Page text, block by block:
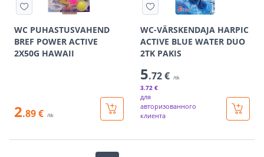
WC PUHASTUSVAHEND
BREF POWER ACTIVE
2X50G HAWAII
2.89 € /tk
WC-VÄRSKENDAJA HARPIC
ACTIVE BLUE WATER DUO
2TK PAKIS
5.72 € /tk
3.72 €
для
авторизованного
клиента